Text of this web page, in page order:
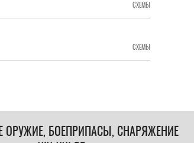
СХЕМЫ
СХЕМЫ
ОРУЖИЕ, БОЕПРИПАСЫ, СНАРЯЖЕНИЕ